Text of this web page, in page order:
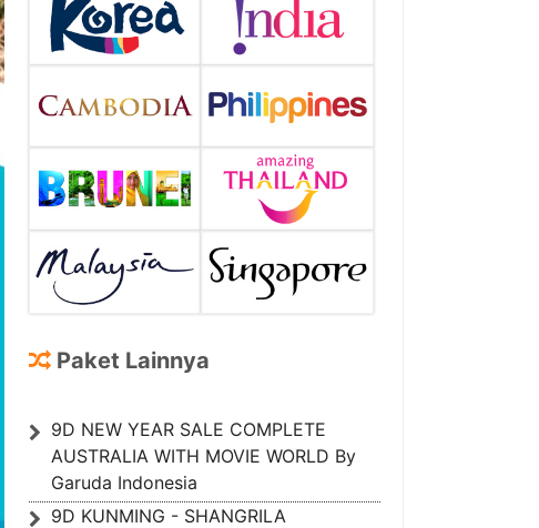
Paket Lainnya
9D NEW YEAR SALE COMPLETE
AUSTRALIA WITH MOVIE WORLD By
Garuda Indonesia
9D KUNMING - SHANGRILA